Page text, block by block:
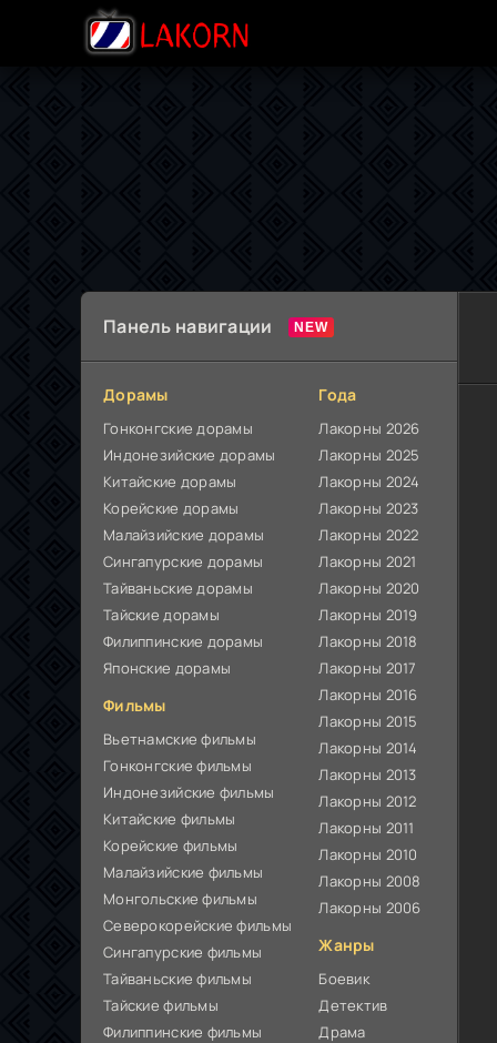
Панель навигации
Дорамы
Гонконгские дорамы
Индонезийские дорамы
Китайские дорамы
Корейские дорамы
Малайзийские дорамы
Сингапурские дорамы
Тайваньские дорамы
Тайские дорамы
Филиппинские дорамы
Японские дорамы
Фильмы
Вьетнамские фильмы
Гонконгские фильмы
Индонезийские фильмы
Китайские фильмы
Корейские фильмы
Малайзийские фильмы
Монгольские фильмы
Северокорейские фильмы
Сингапурские фильмы
Тайваньские фильмы
Тайские фильмы
Филиппинские фильмы
Года
Лакорны 2026
Лакорны 2025
Лакорны 2024
Лакорны 2023
Лакорны 2022
Лакорны 2021
Лакорны 2020
Лакорны 2019
Лакорны 2018
Лакорны 2017
Лакорны 2016
Лакорны 2015
Лакорны 2014
Лакорны 2013
Лакорны 2012
Лакорны 2011
Лакорны 2010
Лакорны 2008
Лакорны 2006
Жанры
Боевик
Детектив
Драма